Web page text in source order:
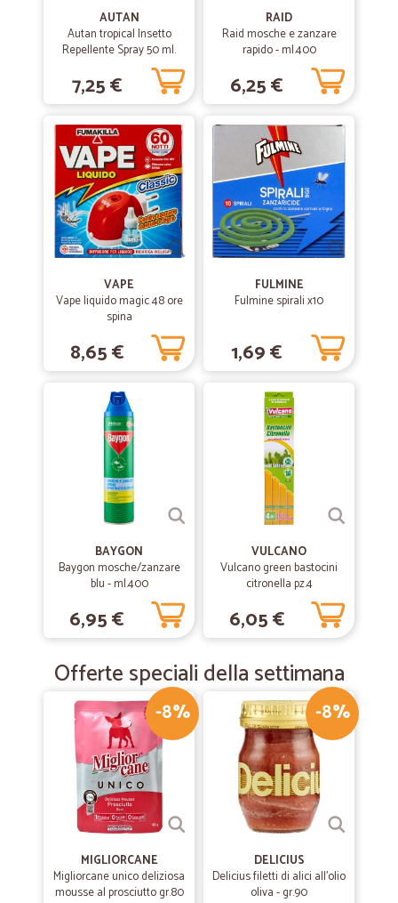
Il servizio non e' abbastanza veloce, ma nel contesto tutto regolare.
Forse i prezzi sarebbero da rivedere in quanto un gran risparmio non
l'ho notato almeno per quanto riguarda il mio acquisto.Nel complesso
buon venditore
AUTAN
Autan tropical Insetto
Repellente Spray 50 ml.
7,25 €
RAID
Raid mosche e zanzare
rapido - ml.400
6,25 €
VAPE
Vape liquido magic 48 ore
spina
8,65 €
FULMINE
Fulmine spirali x10
1,69 €
BAYGON
Baygon mosche/zanzare
blu - ml.400
6,95 €
VULCANO
Vulcano green bastocini
citronella pz.4
6,05 €
Offerte speciali della settimana
-8%
MIGLIORCANE
Migliorcane unico deliziosa
mousse al prosciutto gr.80
-8%
DELICIUS
Delicius filetti di alici all'olio
oliva - gr.90